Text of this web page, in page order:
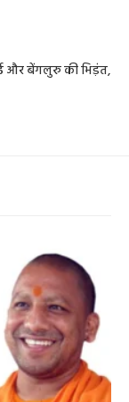
और बेंगलुरु की भिड़ंत,